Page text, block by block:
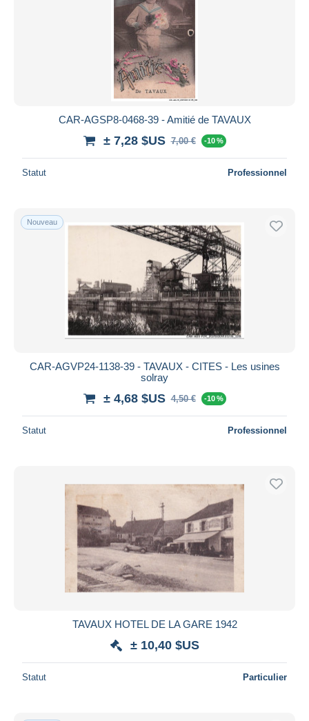
CAR-AGSP8-0468-39 - Amitié de TAVAUX
± 7,28 $US 7,00 € -10 %
Statut Professionnel
Nouveau
CAR-AGVP24-1138-39 - TAVAUX - CITES - Les usines
solray
± 4,68 $US 4,50 € -10 %
Statut Professionnel
TAVAUX HOTEL DE LA GARE 1942
± 10,40 $US
Statut Particulier